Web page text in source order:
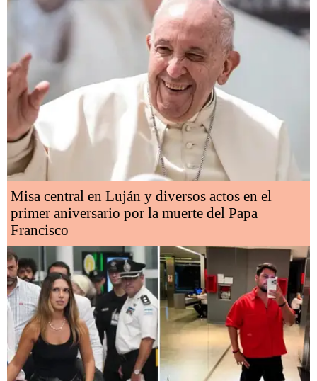
Misa central en Luján y diversos actos en el
primer aniversario por la muerte del Papa
Francisco